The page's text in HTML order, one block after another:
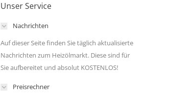
Unser Service
Nachrichten
Auf dieser Seite finden Sie täglich aktualisierte
Nachrichten zum Heizölmarkt. Diese sind für
Sie aufbereitet und absolut KOSTENLOS!
Preisrechner